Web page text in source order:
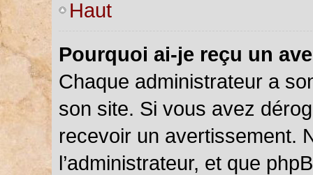
Haut
Pourquoi ai-je reçu un
Chaque administrateur a
son site. Si vous avez
recevoir un avertissement.
l’administrateur, et que